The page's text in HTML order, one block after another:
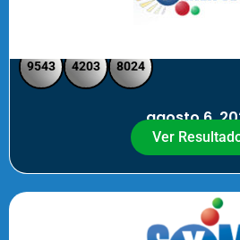
9543 4203 8024
agosto 6,
Ver